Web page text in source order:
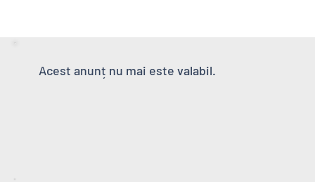
Acest anunț nu mai este valabil.